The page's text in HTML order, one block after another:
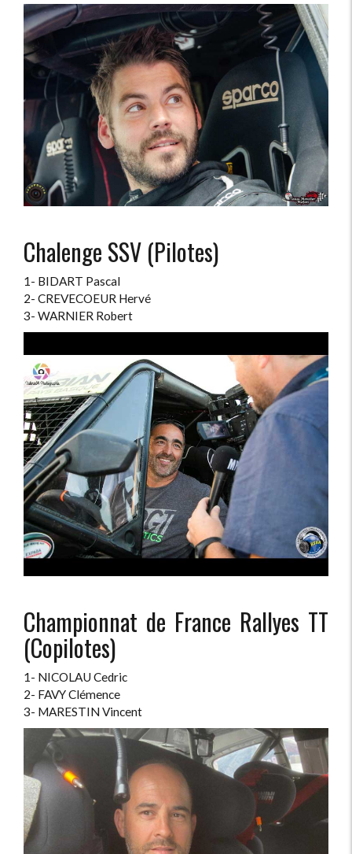
Chalenge SSV (Pilotes)
1- BIDART Pascal
2- CREVECOEUR Hervé
3- WARNIER Robert
Championnat de France Rallyes TT
(Copilotes)
1- NICOLAU Cedric
2- FAVY Clémence
3- MARESTIN Vincent